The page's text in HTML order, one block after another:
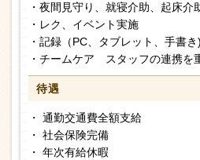
・夜間見守り、就寝介助、起床介
・レク、イベント実施
・記録（PC、タブレット、手書き)
・チームケア スタッフの連携を
待遇
・ 通勤交通費全額支給
・ 社会保険完備
・ 年次有給休暇